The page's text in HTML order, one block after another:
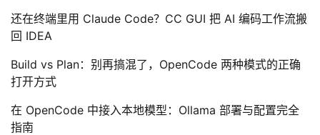
还在终端里用 Claude Code？CC GUI 把 AI 编码工作流搬
回 IDEA
Build vs Plan：别再搞混了，OpenCode 两种模式的正确
打开方式
在 OpenCode 中接入本地模型：Ollama 部署与配置完全
指南